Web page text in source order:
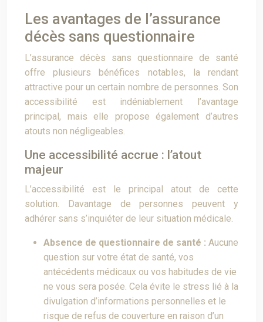
Les avantages de l’assurance
décès sans questionnaire
L’assurance décès sans questionnaire de santé
offre plusieurs bénéfices notables, la rendant
attractive pour un certain nombre de personnes. Son
accessibilité est indéniablement l’avantage
principal, mais elle propose également d’autres
atouts non négligeables.
Une accessibilité accrue : l’atout
majeur
L’accessibilité est le principal atout de cette
solution. Davantage de personnes peuvent y
adhérer sans s’inquiéter de leur situation médicale.
Absence de questionnaire de santé : Aucune
question sur votre état de santé, vos
antécédents médicaux ou vos habitudes de vie
ne vous sera posée. Cela évite le stress lié à la
divulgation d’informations personnelles et le
risque de refus de couverture en raison d’un